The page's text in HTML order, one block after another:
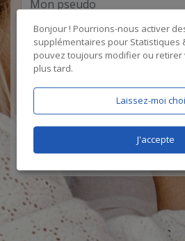
certifie être âgé de plus de 18 ans
Bonjour ! Pourrions-nous activer
supplémentaires pour Statistiques
pouvez toujours modifier ou
plus tard.
Laissez-moi
J'accepte